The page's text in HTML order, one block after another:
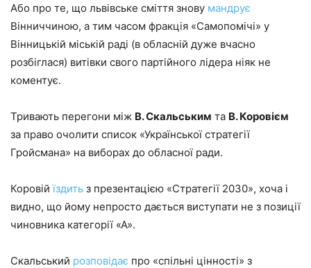
Або про те, що львівське сміття знову мандрує
Вінниччиною, а тим часом фракція «Самопомічі» у
Вінницькій міській раді (в обласній дуже вчасно
розбіглася) витівки свого партійного лідера ніяк не
коментує.
Тривають перегони між В. Скальським та В. Коровієм
за право очолити список «Української стратегії
Гройсмана» на виборах до обласної ради.
Коровійїздить з презентацією «Стратегії 2030», хоча і
видно, що йому непросто дається виступати не з позиції
чиновника категорії «А».
Скальський розповідає про «спільні цінності» з